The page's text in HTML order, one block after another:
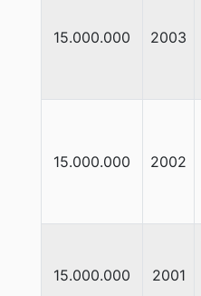
15.000.000 2003
15.000.000 2002
15.000.000 2001